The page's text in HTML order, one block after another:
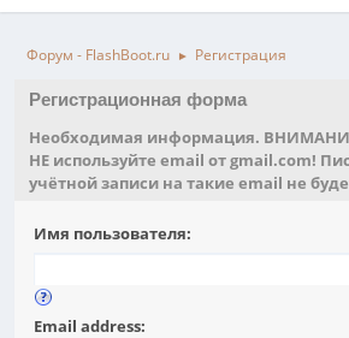
Форум - FlashBoot.ru ► Регистрация
Регистрационная форма
Необходимая информация.
НЕ используйте email от gmail.com!
учётной записи на такие email не
Имя пользователя:
Email address: